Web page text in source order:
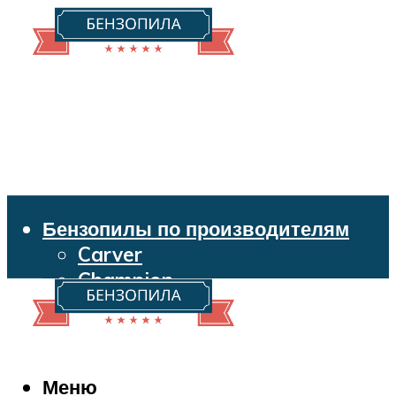
Бензопилы по производителям
Carver
Champion
Echo
Husqvarna
Makita
Меню